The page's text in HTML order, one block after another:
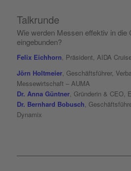
Talkrunde
Wie werden Messen effektiv in die
eingebunden?
Felix Eichhorn, Präsident, AIDA
Jörn Holtmeier, Geschäftsführer,
Messewirtschaft – AUMA
Dr. Anna Güntner, Gründerin & CEO,
Dr. Bernhard Bobusch,
Dynamix